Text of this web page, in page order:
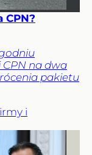
CPN?
na dwa
pakietu
i